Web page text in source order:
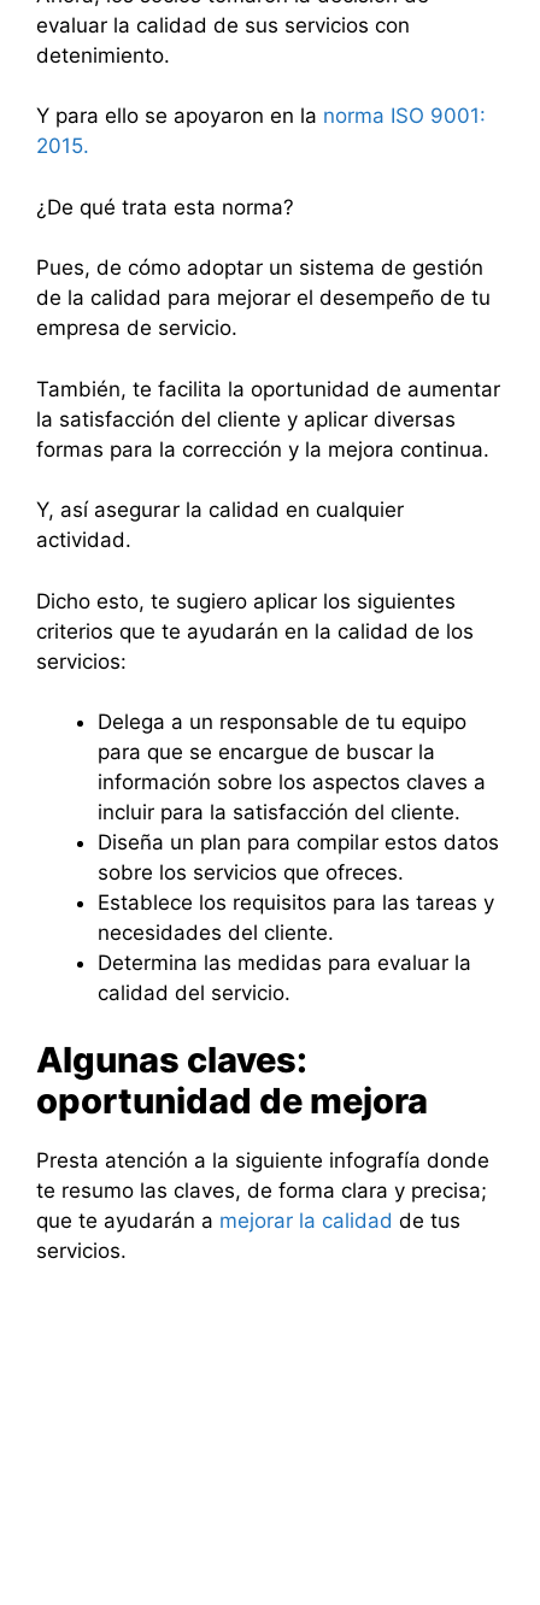
evaluar la calidad de sus servicios con
detenimiento.
Y para ello se apoyaron en la norma ISO 9001:
2015.
¿De qué trata esta norma?
Pues, de cómo adoptar un sistema de gestión
de la calidad para mejorar el desempeño de tu
empresa de servicio.
También, te facilita la oportunidad de aumentar
la satisfacción del cliente y aplicar diversas
formas para la corrección y la mejora continua.
Y, así asegurar la calidad en cualquier
actividad.
Dicho esto, te sugiero aplicar los siguientes
criterios que te ayudarán en la calidad de los
servicios:
Delega a un responsable de tu equipo
para que se encargue de buscar la
información sobre los aspectos claves a
incluir para la satisfacción del cliente.
Diseña un plan para compilar estos datos
sobre los servicios que ofreces.
Establece los requisitos para las tareas y
necesidades del cliente.
Determina las medidas para evaluar la
calidad del servicio.
Algunas claves:
oportunidad de mejora
Presta atención a la siguiente infografía donde
te resumo las claves, de forma clara y precisa;
que te ayudarán a mejorar la calidad de tus
servicios.